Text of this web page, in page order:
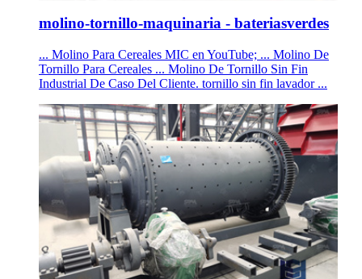
molino-tornillo-maquinaria - bateriasverdes
... Molino Para Cereales MIC en YouTube; ... Molino De
Tornillo Para Cereales ... Molino De Tornillo Sin Fin
Industrial De Caso Del Cliente. tornillo sin fin lavador ...